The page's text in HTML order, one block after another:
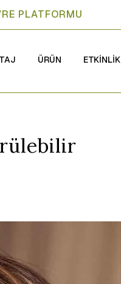
PLATFORMU
ÜRÜN ETKİNLİK